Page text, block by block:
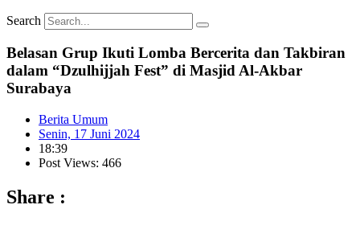
Search
Belasan Grup Ikuti Lomba Bercerita dan Takbiran
dalam “Dzulhijjah Fest” di Masjid Al-Akbar
Surabaya
Berita Umum
Senin, 17 Juni 2024
18:39
Post Views: 466
Share :